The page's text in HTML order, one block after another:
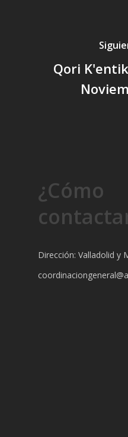
Qori
¿Cómo
Dirección: Valladolid y